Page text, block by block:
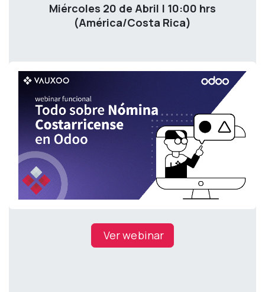
Miércoles 20 de Abril | 10:00 hrs
(América/Costa Rica)
Ver webinar